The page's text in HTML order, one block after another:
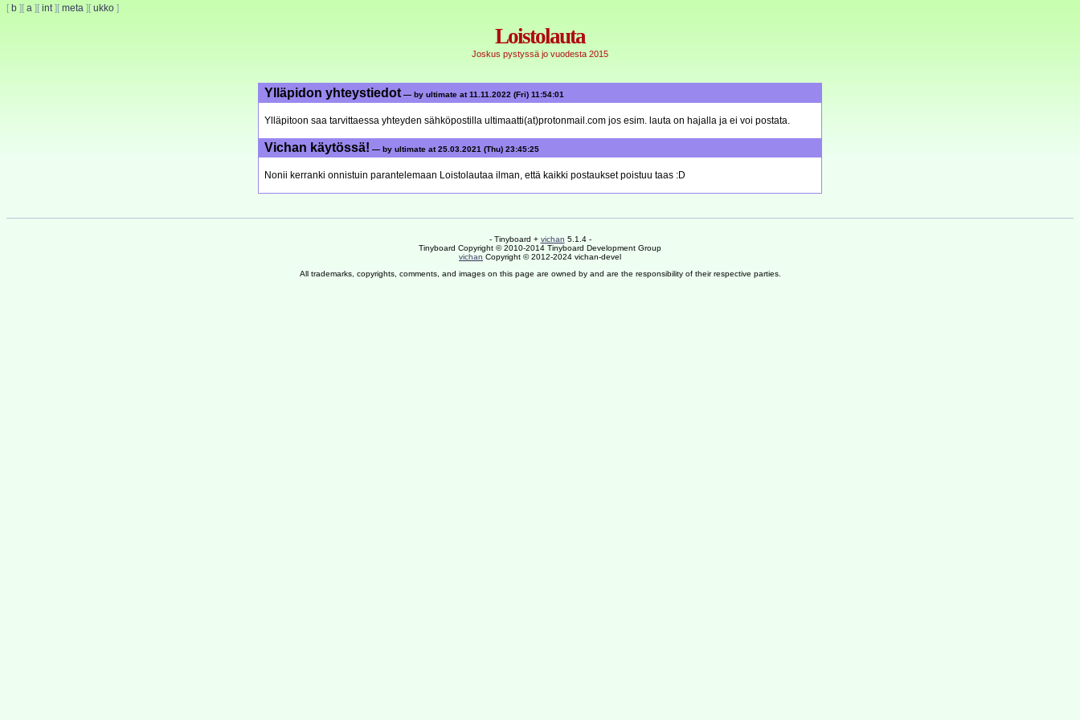
[ b ] [ a ] [ int] [ meta ] [ ukko ]
Loistolauta
Joskus pystyssä jo vuodesta 2015
Ylläpidon yhteystiedot— by ultimate at 11.11.2022 (Fri) 11:54:01
Ylläpitoon saa tarvittaessa yhteyden sähköpostilla ultimaatti(at)protonmail.com jos esim. lauta on hajalla ja ei voi postata.
Vichan käytössä! — by ultimate at 25.03.2021 (Thu) 23:45:25
Nonii kerranki onnistuin parantelemaan Loistolautaa ilman, että kaikki postaukset poistuu taas :D
- Tinyboard + vichan 5.1.4 -
Tinyboard Copyright © 2010-2014 Tinyboard Development Group
vichan Copyright © 2012-2024 vichan-devel
All trademarks, copyrights, comments, and images on this page are owned by and are the responsibility of their respective parties.